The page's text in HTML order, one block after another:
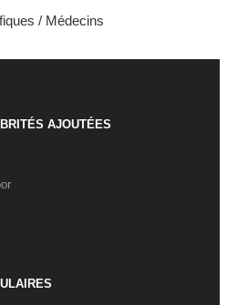
/ Médecins
AJOUTÉES